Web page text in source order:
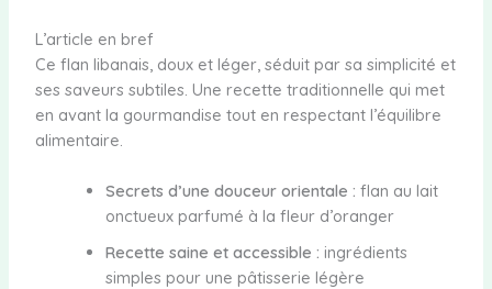
L’article en bref
Ce flan libanais, doux et léger, séduit par sa simplicité et
ses saveurs subtiles. Une recette traditionnelle qui met
en avant la gourmandise tout en respectant l’équilibre
alimentaire.
Secrets d’une douceur orientale : flan au lait
onctueux parfumé à la fleur d’oranger
Recette saine et accessible : ingrédients
simples pour une pâtisserie légère